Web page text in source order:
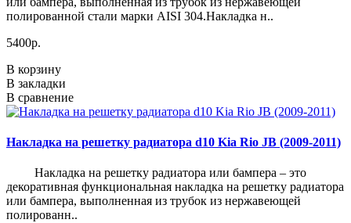
полированной стали марки AISI 304.Накладка н..
5400р.
В корзину
В закладки
В сравнение
Накладка на решетку радиатора d10 Kia Rio JB (2009-2011)
Накладка на решетку радиатора или бампера – это
декоративная функциональная накладка на решетку радиатора
или бампера, выполненная из трубок из нержавеющей
полированн..